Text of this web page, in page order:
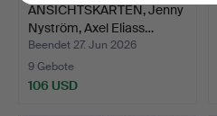
ANSICHTSKARTEN, Jenny
Nyström, Axel Eliass…
Beendet 27. Jun 2026
9 Gebote
106 USD